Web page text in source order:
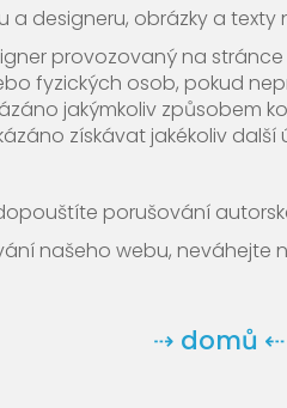
a designeru, obrázky a
provozovaný na stránce
fyzických osob, pokud
jakýmkoliv způsobem
získávat jakékoliv
porušování
našeho webu,
⇢ domů ⇠